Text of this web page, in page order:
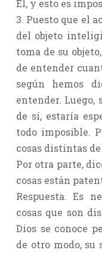
Él, y esto es
3. Puesto que el
del objeto
toma de su
de entender
según hemos
entender.
de sí, estaría
todo imposible.
cosas distintas de
Por otra parte,
cosas están
Respuesta. Es
cosas que son
Dios se conoce
de otro modo, su